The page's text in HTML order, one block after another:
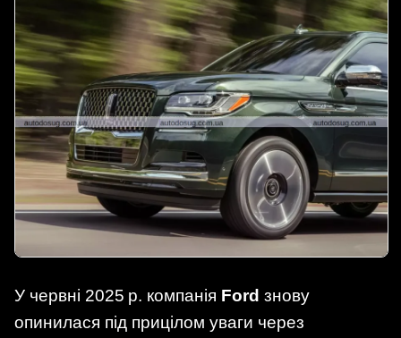
У червні 2025 р. компанія Ford знову
опинилася під прицілом уваги через